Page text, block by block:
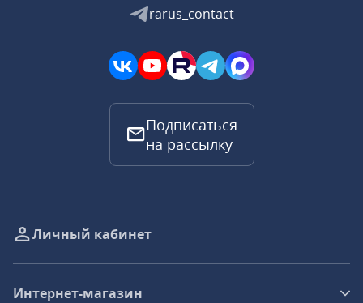
rarus_contact
Подписаться
на рассылку
Личный кабинет
Интернет-магазин